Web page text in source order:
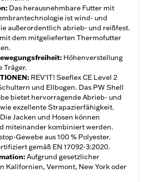
: Das herausnehmbare Futter mit
ist wind- und
außerordentlich abrieb- und reißfest.
dem mitgelieferten Thermofutter
: Höhenverstellung
Träger.
: REV’IT! Seeflex CE Level 2
und Ellbogen. Das PW Shell
bietet hervorragende Abrieb- und
exzellente Strapazierfähigkeit.
Die Jacken und Hosen können
miteinander kombiniert werden.
Gewebe aus 100 % Polyester.
gemäß EN 17092-3:2020.
:Aufgrund gesetzlicher
Kalifornien, Vermont, New York oder